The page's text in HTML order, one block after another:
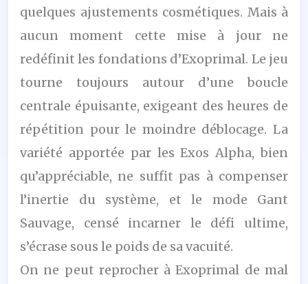
quelques ajustements cosmétiques. Mais à
aucun moment cette mise à jour ne
redéfinit les fondations d’Exoprimal. Le jeu
tourne toujours autour d’une boucle
centrale épuisante, exigeant des heures de
répétition pour le moindre déblocage. La
variété apportée par les Exos Alpha, bien
qu’appréciable, ne suffit pas à compenser
l’inertie du système, et le mode Gant
Sauvage, censé incarner le défi ultime,
s’écrase sous le poids de sa vacuité.
On ne peut reprocher à Exoprimal de mal